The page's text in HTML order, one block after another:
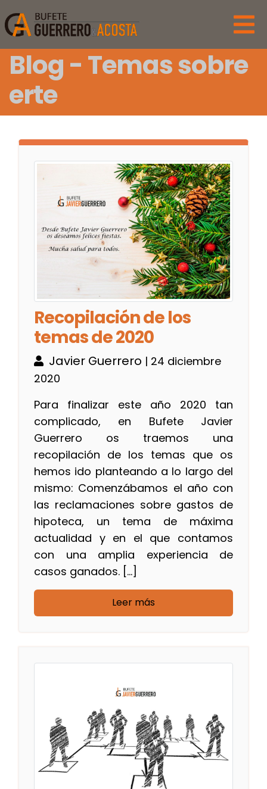
Blog - Temas sobre
erte
Recopilación de los
temas de 2020
Javier Guerrero | 24 diciembre
2020
Para finalizar este año 2020 tan
complicado, en Bufete Javier
Guerrero os traemos una
recopilación de los temas que os
hemos ido planteando a lo largo del
mismo: Comenzábamos el año con
las reclamaciones sobre gastos de
hipoteca, un tema de máxima
actualidad y en el que contamos
con una amplia experiencia de
casos ganados. […]
Leer más